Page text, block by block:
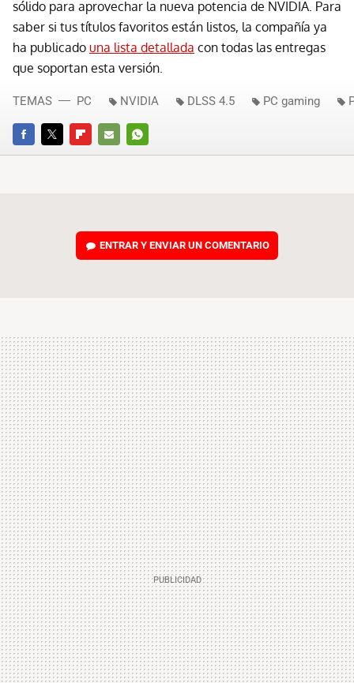
sólido para aprovechar la nueva potencia de NVIDIA. Para
saber si tus títulos favoritos están listos, la compañía ya
ha publicado una lista detallada con todas las entregas
que soportan esta versión.
FACEBOOKTWITTERFLIPBOARD
E-
WHATSAPP
TEMAS PC NVIDIA DLSS 4.5 PC gaming
ENTRAR Y ENVIAR UN COMENTARIO